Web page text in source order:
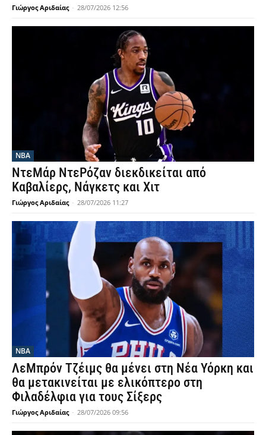
Γιώργος Αριδαίας - 28/07/2026 12:56
NBA
ΝτεΜάρ ΝτεΡόζαν διεκδικείται από
Καβαλίερς, Νάγκετς και Χιτ
Γιώργος Αριδαίας - 28/07/2026 11:27
NBA
ΛεΜπρόν Τζέιμς θα μένει στη Νέα Υόρκη και
θα μετακινείται με ελικόπτερο στη
Φιλαδέλφια για τους Σίξερς
Γιώργος Αριδαίας - 28/07/2026 09:56